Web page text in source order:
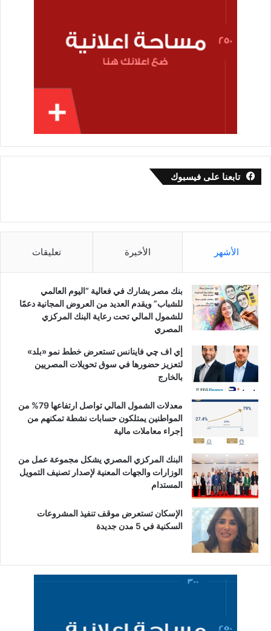
تابعنا على فيسبوك
الأشهر الأخيرة تعليقات
بنك مصر يشارك في فعالية “اليوم العالمي
للشباب” ويقدم العديد من العروض المجانية دعمًا
للشمول المالي تحت رعاية البنك المركزي
المصري
إي اف چي فاينانس تستعرض خطط نمو «بلد»
لتعزيز حضورها في سوق تحويلات المصريين
بالخارج
معدلات الشمول المالي تواصل ارتفاعها 79% من
المواطنين يمتلكون حسابات نشطة تمكنهم من
إجراء معاملات مالية
البنك المركزي المصري يشكل مجموعة عمل من
الوزارات والجهات المعنية لإصدار تصنيف التمويل
المستدام
الإسكان تستعرض موقف تنفيذ المشروعات
السكنية في 5 مدن جديدة